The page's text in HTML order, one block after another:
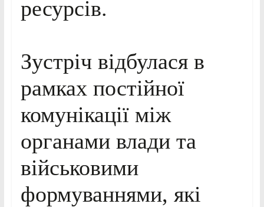
ресурсів.
Зустріч відбулася в
рамках постійної
комунікації між
органами влади та
військовими
формуваннями, які